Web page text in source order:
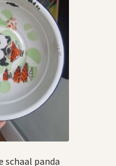
schaal panda